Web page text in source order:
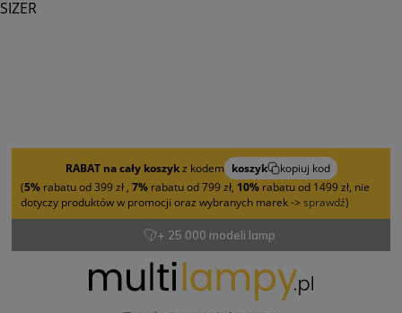
RABAT na cały koszykz kodem koszyk
kopiuj kod
(5% rabatu od 399 zł , 7% rabatu od 799 zł, 10% rabatu od 1499 zł, nie
dotyczy produktów w promocji oraz wybranych marek -> sprawdź)
+ 25 000 modeli lamp
SIZER